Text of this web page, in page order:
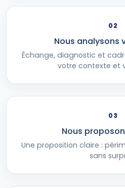
02
Nous analysons
Échange, diagnostic et
votre contexte et
03
Nous
Une proposition claire :
sans